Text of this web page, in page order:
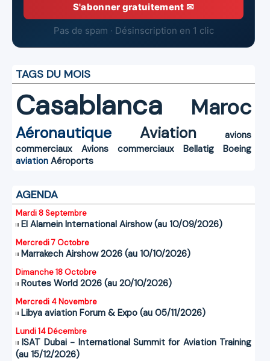
S'abonner gratuitement ✉
Pas de spam · Désinscription en 1 clic
TAGS DU MOIS
Casablanca Maroc
Aéronautique Aviation
avions
commerciaux
Avions commerciaux Bellatig
Boeing
aviation Aéroports
AGENDA
Mardi 8 Septembre
El Alamein International Airshow (au 10/09/2026)
Mercredi 7 Octobre
Marrakech Airshow 2026 (au 10/10/2026)
Dimanche 18 Octobre
Routes World 2026 (au 20/10/2026)
Mercredi 4 Novembre
Libya aviation Forum & Expo (au 05/11/2026)
Lundi 14 Décembre
ISAT Dubai - International Summit for Aviation Training
(au 15/12/2026)